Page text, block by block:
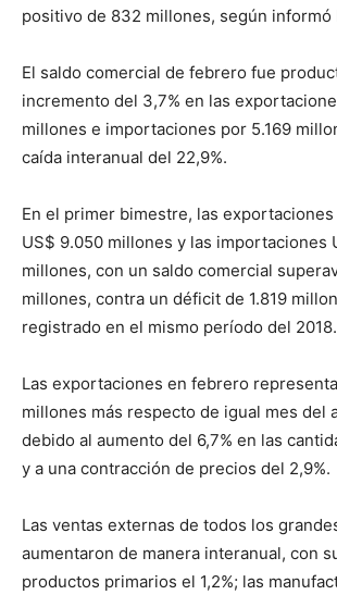
positivo de 832 millones, según informó
El saldo comercial de febrero fue
incremento del 3,7% en las
millones e importaciones por 5.169
caída interanual del 22,9%.
En el primer bimestre, las exportaciones
US$ 9.050 millones y las importaciones
millones, con un saldo comercial
millones, contra un déficit de 1.819
registrado en el mismo período del 2018.
Las exportaciones en febrero
millones más respecto de igual mes del
debido al aumento del 6,7% en las
y a una contracción de precios del 2,9%.
Las ventas externas de todos los
aumentaron de manera interanual, con
productos primarios el 1,2%; las